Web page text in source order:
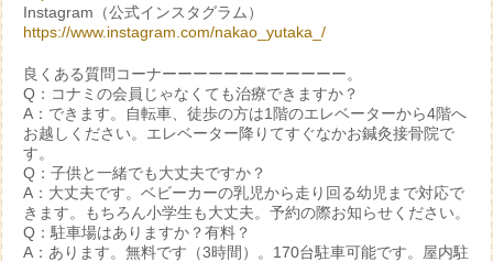
Instagram（公式インスタグラム）
https://www.instagram.com/nakao_yutaka_/
良くある質問コーナーーーーーーーーーーーー。
Q：コナミの会員じゃなくても治療できますか？
A：できます。自転車、徒歩の方は1階のエレベーターから4階へ
お越しください。エレベーター降りてすぐなかお鍼灸接骨院で
す。
Q：子供と一緒でも大丈夫ですか？
A：大丈夫です。ベビーカーの乳児から走り回る幼児まで対応で
きます。もちろん小学生も大丈夫。予約の際お知らせください。
Q：駐車場はありますか？有料？
A：あります。無料です（3時間）。170台駐車可能です。屋内駐